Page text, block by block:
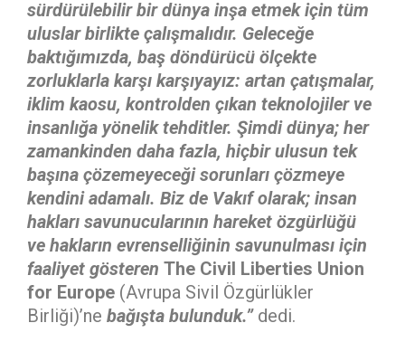
sürdürülebilir bir dünya inşa etmek için tüm
uluslar birlikte çalışmalıdır. Geleceğe
baktığımızda, baş döndürücü ölçekte
zorluklarla karşı karşıyayız: artan çatışmalar,
iklim kaosu, kontrolden çıkan teknolojiler ve
insanlığa yönelik tehditler. Şimdi dünya; her
zamankinden daha fazla, hiçbir ulusun tek
başına çözemeyeceği sorunları çözmeye
kendini adamalı. Biz de Vakıf olarak; insan
hakları savunucularının hareket özgürlüğü
ve hakların evrenselliğinin savunulması için
faaliyet gösteren The Civil Liberties Union
for Europe (Avrupa Sivil Özgürlükler
Birliği)’ne bağışta bulunduk.” dedi.